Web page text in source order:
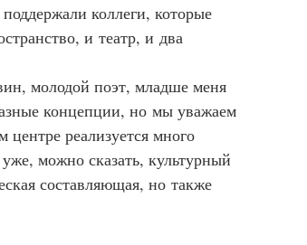
коллеги, которые
и театр, и два
молодой поэт, младше меня
концепции, но мы уважаем
центре реализуется много
можно сказать, культурный
составляющая, но также